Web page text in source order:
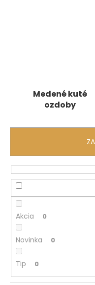
Medené kuté
ozdoby
Akcia 0
Novinka 0
Tip 0
O
d
p
o
r
a
m